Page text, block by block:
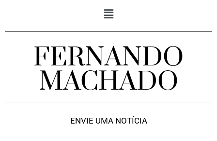
FERNANDO
MACHADO
ENVIE UMA NOTÍCIA